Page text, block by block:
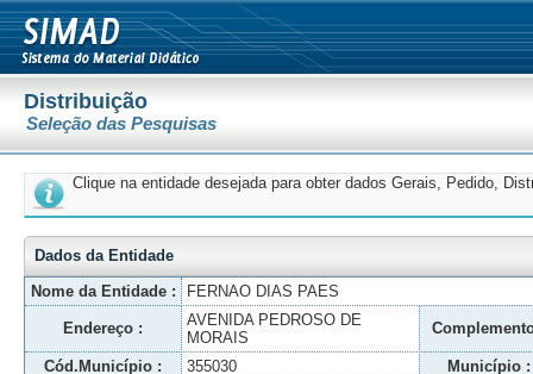
Distribuição
Seleção das Pesquisas
Clique na entidade desejada para obter dados Gerais, Pedido,
Dados da Entidade
Nome da Entidade :
FERNAO DIAS PAES
Endereço :
AVENIDA PEDROSO DE
MORAIS
Cód.Município : 355030 Município :